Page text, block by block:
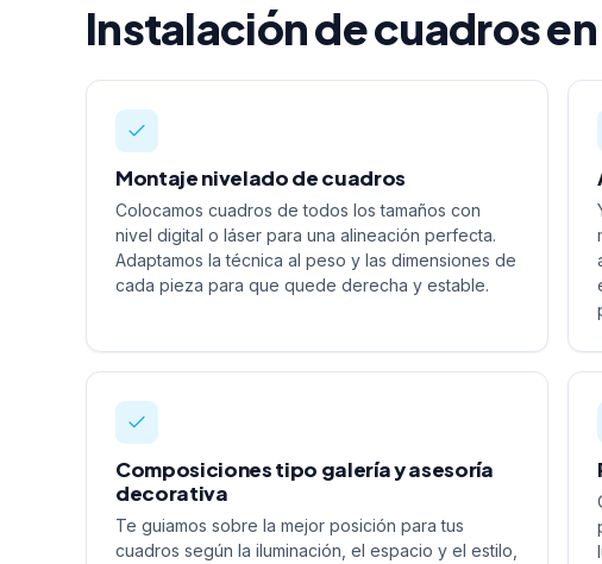
Instalación de cuadros
Montaje nivelado de cuadros
Colocamos cuadros de todos los tamaños con
nivel digital o láser para una alineación perfecta.
Adaptamos la técnica al peso y las dimensiones de
cada pieza para que quede derecha y estable.
Composiciones tipo galería y asesoría
decorativa
Te guiamos sobre la mejor posición para tus
cuadros según la iluminación, el espacio y el estilo,